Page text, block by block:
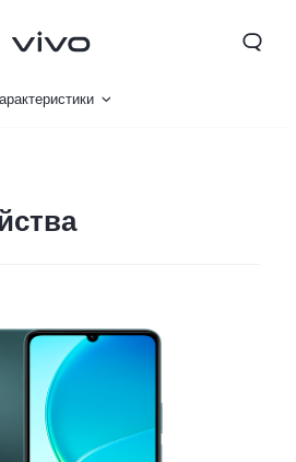
| Выберите страну/регион